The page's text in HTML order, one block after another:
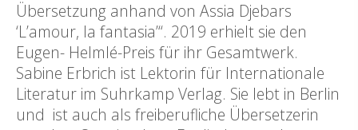
Übersetzung anhand von Assia Djebars
‘L’amour, la fantasia’“. 2019 erhielt sie den
Eugen- Helmlé-Preis für ihr Gesamtwerk.
Sabine Erbrich ist Lektorin für Internationale
Literatur im Suhrkamp Verlag. Sie lebt in Berlin
und ist auch als freiberufliche Übersetzerin